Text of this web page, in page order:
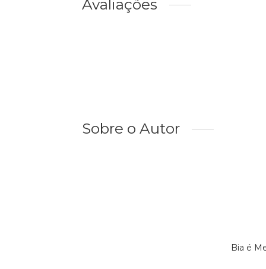
Avaliações
Sobre o Autor
Bia é